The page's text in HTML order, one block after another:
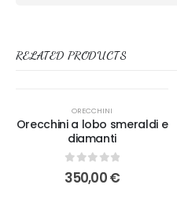
RELATED PRODUCTS
ORECCHINI
Orecchini a lobo smeraldi e
diamanti
0 out of 5
350,00€